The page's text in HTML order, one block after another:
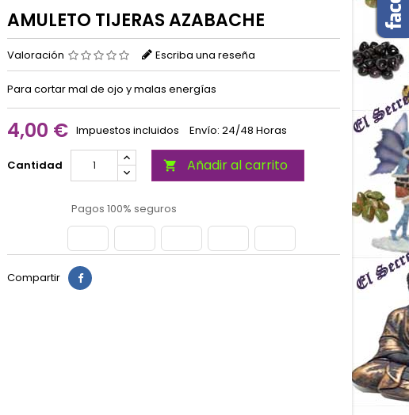
AMULETO TIJERAS AZABACHE
Valoración Escriba una reseña
Para cortar mal de ojo y malas energías
4,00 € Impuestos incluidos Envío: 24/48 Horas
Cantidad  Añadir al carrito
Pagos 100% seguros
Compartir